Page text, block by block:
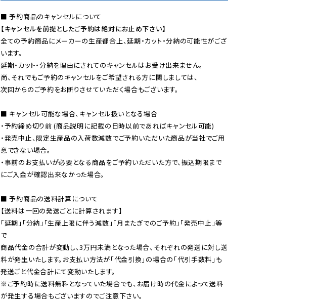
【キャンセルを前提としたご予約は絶対にお止め下さい】
全ての予約商品にメーカーの生産都合上、延期・カット・分納の可能性がござ
います。
延期・カット・分納を理由にされてのキャンセルはお受け出来ません。
尚、それでもご予約のキャンセルをご希望される方に関しましては、
次回からのご予約をお断りさせていただく場合もございます。
■ キャンセル可能な場合、キャンセル扱いとなる場合
・予約締め切り前 (商品説明に記載の日時以前であればキャンセル可能)
・発売中止、限定生産品の入荷数減数でご予約いただいた商品が当社でご用
意できない場合。
・事前のお支払いが必要となる商品をご予約いただいた方で、振込期限まで
にご入金が確認出来なかった場合。
■ 予約商品の送料計算について
【送料は一回の発送ごとに計算されます】
「延期」「分納」「生産上限に伴う減数」「月またぎでのご予約」「発売中止」等
で
商品代金の合計が変動し、3万円未満となった場合、それぞれの発送に対し送
料が発生いたします。お支払い方法が「代金引換」の場合の「代引手数料」も
※ご予約時に送料無料となっていた場合でも、お届け時の代金によって送料
が発生する場合もございますのでご注意下さい。